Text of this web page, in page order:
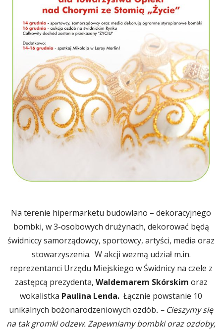
Na terenie hipermarketu budowlano – dekoracyjnego
bombki, w 3-osobowych drużynach, dekorować będą
świdniccy samorządowcy, sportowcy, artyści, media oraz
stowarzyszenia. W akcji wezmą udział m.in.
reprezentanci Urzędu Miejskiego w Świdnicy na czele z
zastępcą prezydenta, Waldemarem Skórskim oraz
wokalistka Paulina Lenda. Łącznie powstanie 10
unikalnych bożonarodzeniowych ozdób. – Cieszymy się
na tak gromki odzew. Zapewniamy bombki oraz ozdoby,